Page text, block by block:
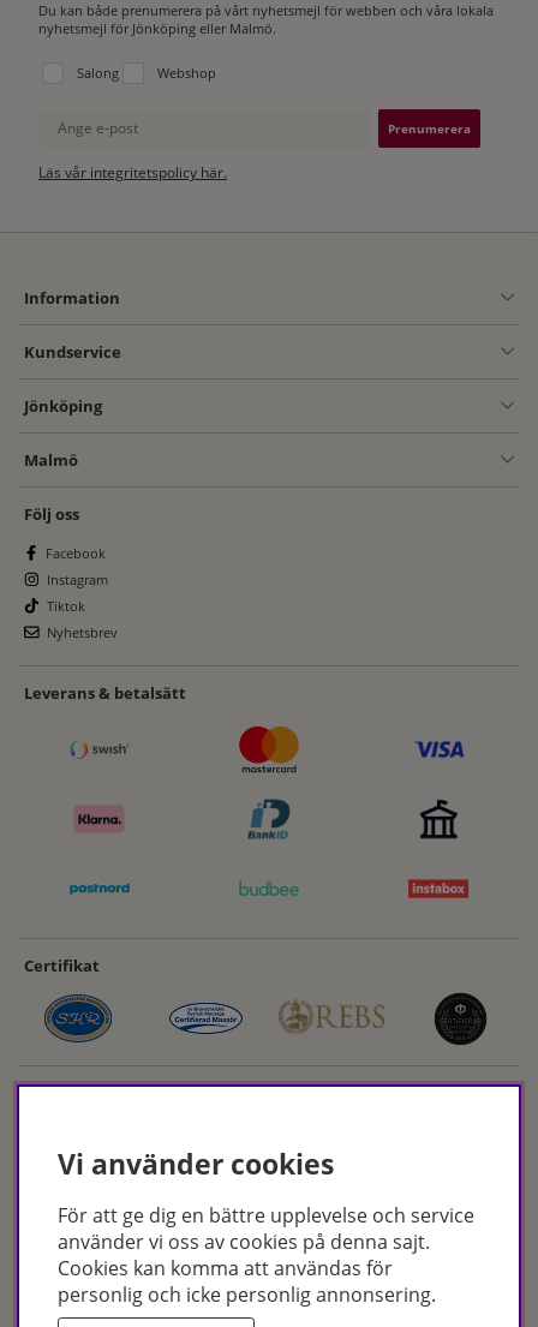
Du kan både prenumerera på vårt nyhetsmejl för webben och våra lokala
nyhetsmejl för Jönköping eller Malmö.
Välj vilken lista du vill prenumerera på:
Salong Webshop
Ange e-post
Läs vår integritetspolicy här.
Information
Kundservice
Jönköping
Malmö
Följ oss
Facebook
Instagram
Tiktok
Nyhetsbrev
Leverans & betalsätt
Certifikat
Hudoteket erbjuder ett noga utvalt sortiment inom hudvård, hårvård och
makeup – både online och i butik. Med över 50 års erfarenhet och
utbildade hudterapeuter hjälper vi dig att hitta rätt produkter och
behandlingar för just dina behov. Handla enkelt på hudoteket.se eller
besök oss i Jönköping och Malmö.
Vi använder cookies
För att ge dig en bättre upplevelse och service
använder vi oss av cookies på denna sajt.
Cookies kan komma att användas för
personlig och icke personlig annonsering.